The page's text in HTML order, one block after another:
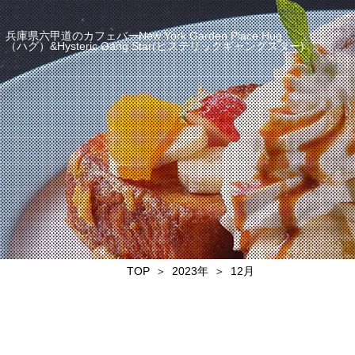
兵庫県六甲道のカフェバーNew York Garden Place Hug
（ハグ）&Hysteric Gang Star(ヒステリックギャングスター)
TOP 2023年 12月